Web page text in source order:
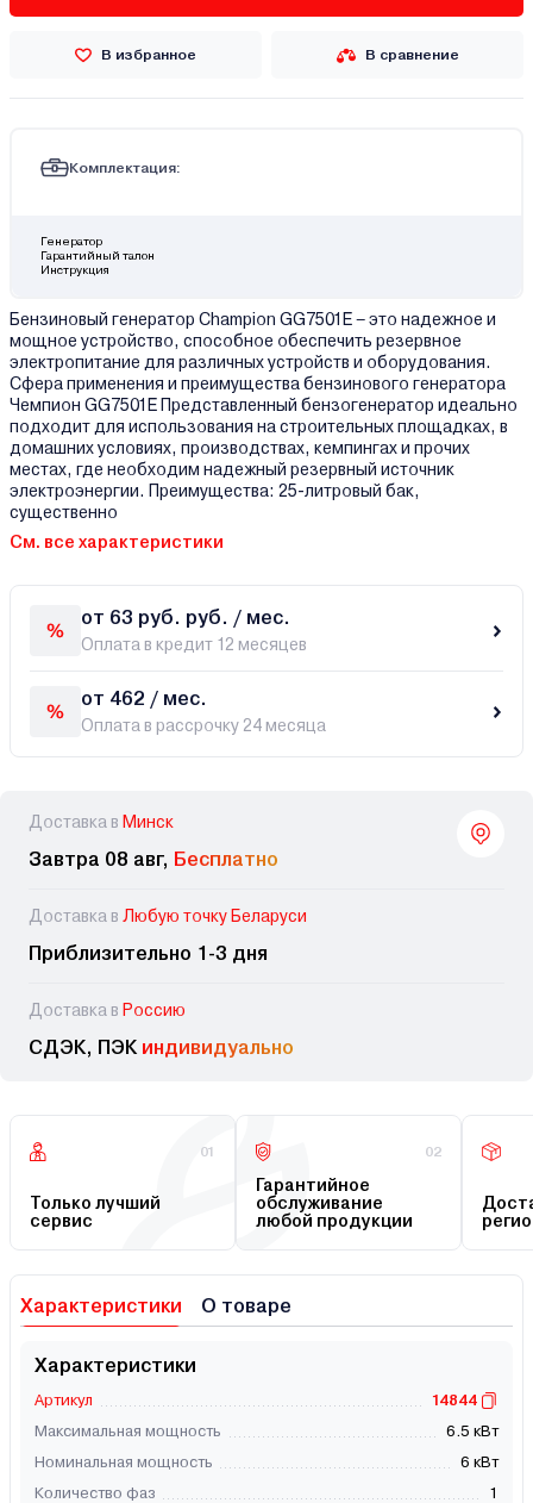
В избранное В сравнение
Комплектация:
Генератор
Гарантийный талон
Инструкция
Бензиновый генератор Champion GG7501E – это надежное и
мощное устройство, способное обеспечить резервное
электропитание для различных устройств и оборудования.
Сфера применения и преимущества бензинового генератора
Чемпион GG7501E Представленный бензогенератор идеально
подходит для использования на строительных площадках, в
домашних условиях, производствах, кемпингах и прочих
местах, где необходим надежный резервный источник
электроэнергии. Преимущества: 25-литровый бак,
существенно
См. все характеристики
от 63 руб. руб. / мес.
Оплата в кредит 12 месяцев
от 462 / мес.
Оплата в рассрочку 24 месяца
Доставка в Минск
Завтра 08 авг, Бесплатно
Доставка в Любую точку Беларуси
Приблизительно 1-3 дня
Доставка в Россию
СДЭК, ПЭК индивидуально
01
Только лучший
сервис
02
Гарантийное
обслуживание
любой продукции
Характеристики О товаре
Характеристики
Артикул
14844
Максимальная мощность
6.5 кВт
Номинальная мощность
6 кВт
Количество фаз
1